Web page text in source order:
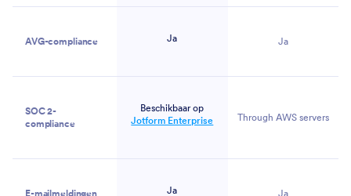
AVG-compliance Ja Ja
SOC 2-
compliance
Beschikbaar op
Jotform Enterprise
Through AWS servers
E-mailmeldingen Ja Ja